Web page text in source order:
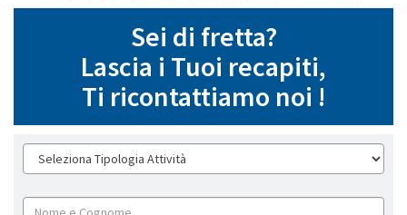
Sei di fretta?
Lascia i Tuoi recapiti,
Ti ricontattiamo noi !